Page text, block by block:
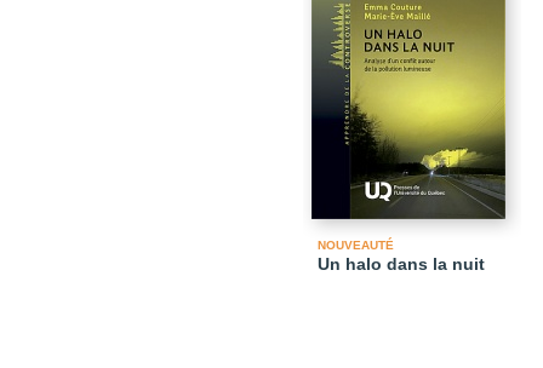
NOUVEAUTÉ
Un halo dans la nuit